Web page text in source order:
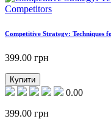
Competitive Strategy: Techniques
399.00 грн
Купити
0.00
399.00 грн